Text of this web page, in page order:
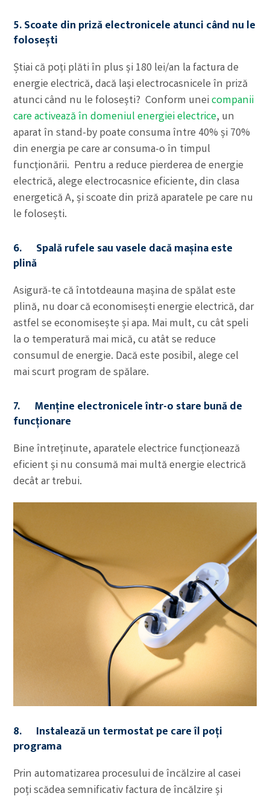
5. Scoate din priză electronicele atunci când nu le
folosești
Știai că poți plăti în plus și 180 lei/an la factura de
energie electrică, dacă lași electrocasnicele în priză
atunci când nu le folosești? Conform uneicompanii
care activează în domeniul energiei electrice, un
aparat în stand-by poate consuma între 40% și 70%
din energia pe care ar consuma-o în timpul
funcționării. Pentru a reduce pierderea de energie
electrică, alege electrocasnice eficiente, din clasa
energetică A, și scoate din priză aparatele pe care nu
le folosești.
6. Spală rufele sau vasele dacă mașina este
plină
Asigură-te că întotdeauna mașina de spălat este
plină, nu doar că economisești energie electrică, dar
astfel se economisește și apa. Mai mult, cu cât speli
la o temperatură mai mică, cu atât se reduce
consumul de energie. Dacă este posibil, alege cel
mai scurt program de spălare.
7. Menține electronicele într-o stare bună de
funcționare
Bine întreținute, aparatele electrice funcționează
eficient și nu consumă mai multă energie electrică
decât ar trebui.
8. Instalează un termostat pe care îl poți
programa
Prin automatizarea procesului de încălzire al casei
poți scădea semnificativ factura de încălzire și